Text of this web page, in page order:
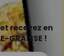
recevez en
GRAISSE !